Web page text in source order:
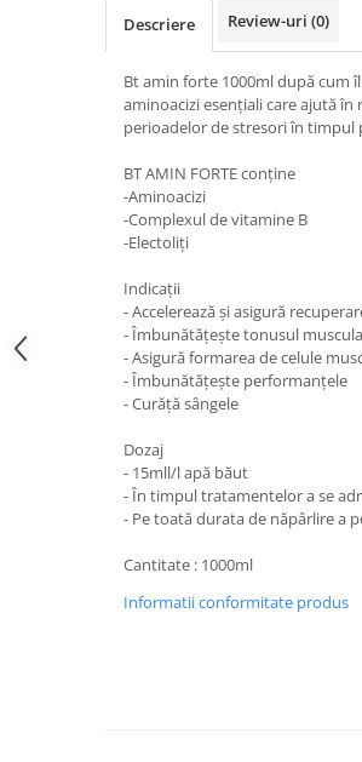
Descriere Review-uri (0)
Bt amin forte 1000ml după cum
aminoacizi esențiali care ajută
perioadelor de stresori în
BT AMIN FORTE conține
-Aminoacizi
-Complexul de vitamine B
-Electoliți
Indicații
- Accelerează și asigură
- Îmbunătățește tonusul
- Asigură formarea de celule
- Îmbunătățește performanțele
- Curăță sângele
Dozaj
- 15mll/l apă băut
- În timpul tratamentelor a se
- Pe toată durata de năpârlire a
Cantitate : 1000ml
Informatii conformitate produs